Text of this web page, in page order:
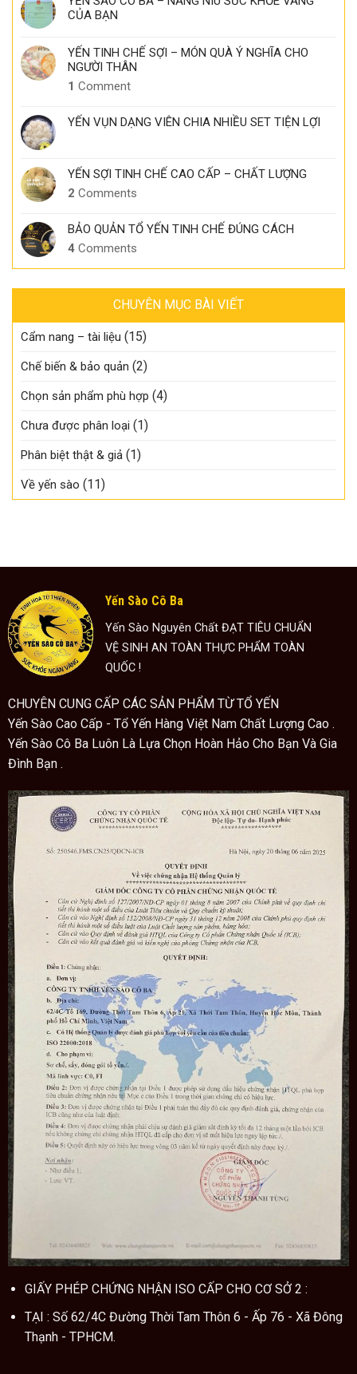
CỦA BẠN
YẾN TINH CHẾ SỢI – MÓN QUÀ Ý NGHĨA CHO
NGƯỜI THÂN
1 Comment
YẾN VỤN DẠNG VIÊN CHIA NHIỀU SET TIỆN LỢI
YẾN SỢI TINH CHẾ CAO CẤP – CHẤT LƯỢNG
2 Comments
BẢO QUẢN TỔ YẾN TINH CHẾ ĐÚNG CÁCH
4 Comments
CHUYÊN MỤC BÀI VIẾT
Cẩm nang – tài liệu (15)
Chế biến & bảo quản (2)
Chọn sản phẩm phù hợp (4)
Chưa được phân loại (1)
Phân biệt thật & giả (1)
Về yến sào (11)
Yến Sào Cô Ba
Yến Sào Nguyên Chất ĐẠT TIÊU CHUẨN
VỆ SINH AN TOÀN THỰC PHẨM TOÀN
QUỐC !
CHUYÊN CUNG CẤP CÁC SẢN PHẨM TỪ TỔ YẾN
Yến Sào Cao Cấp - Tổ Yến Hàng Việt Nam Chất Lượng Cao .
Yến Sào Cô Ba Luôn Là Lựa Chọn Hoàn Hảo Cho Bạn Và Gia
Đình Bạn .
GIẤY PHÉP CHỨNG NHẬN ISO CẤP CHO CƠ SỞ 2 :
TẠI : Số 62/4C Đường Thời Tam Thôn 6 - Ấp 76 - Xã Đông
Thạnh - TPHCM.